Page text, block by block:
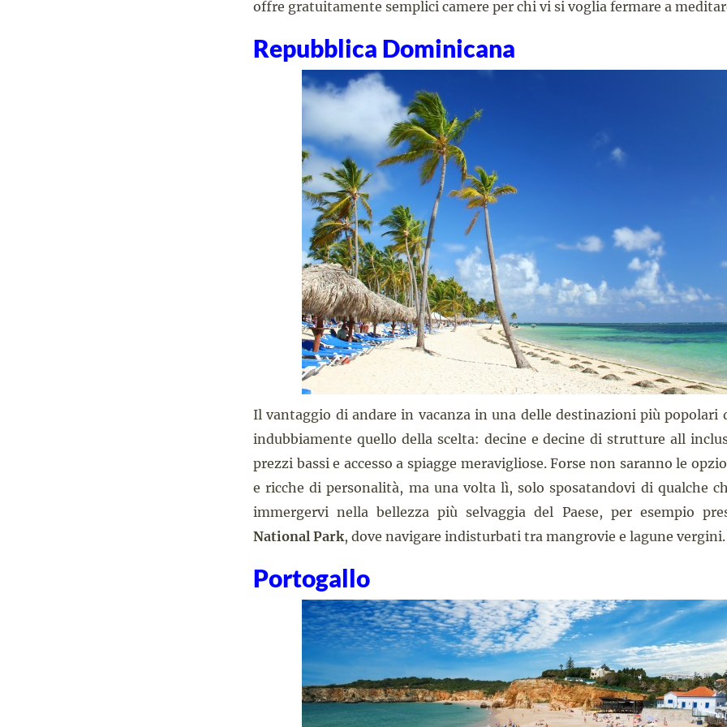
offre gratuitamente semplici camere per chi vi si voglia fermare a
Repubblica Dominicana
Il vantaggio di andare in vacanza in una delle destinazioni più popolari
indubbiamente quello della scelta: decine e decine di strutture all
prezzi bassi e accesso a spiagge meravigliose. Forse non saranno le
e ricche di personalità, ma una volta lì, solo sposatandovi di qualche
immergervi nella bellezza più selvaggia del Paese, per esempio
National Park, dove navigare indisturbati tra mangrovie e lagune vergini.
Portogallo